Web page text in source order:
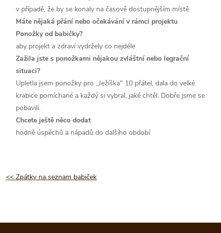
v případě, že by se konaly na časově dostupnějším místě
Máte nějaká přání nebo očekávání v rámci projektu
Ponožky od babičky?
aby projekt a zdraví vydržely co nejdéle
Zažila jste s ponožkami nějakou zvláštní nebo legrační
situaci?
Upletla jsem ponožky pro ,,Ježíška" 10 přátel, dala do velké
krabice pomíchané a každý si vybral, jaké chtěl. Dobře jsme se
pobavili.
Chcete ještě něco dodat
hodně úspěchů a nápadů do dalšího období
<< Zpátky na seznam babiček